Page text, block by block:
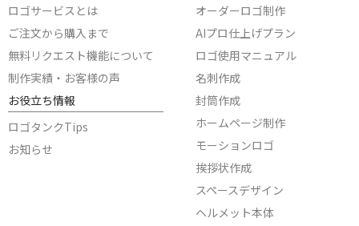
ロゴサービスとは
ご注文から購入まで
無料リクエスト機能について
制作実績・お客様の声
お役立ち情報
ロゴタンクTips
お知らせ
オーダーロゴ制作
AIプロ仕上げプラン
ロゴ使用マニュアル
名刺作成
封筒作成
ホームページ制作
モーションロゴ
挨拶状作成
スペースデザイン
ヘルメット本体